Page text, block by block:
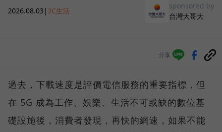
2026.08.03 | 3C生活
sponsored by
台灣大哥大
分享
過去，下載速度是評價電信服務的重要指標，但
在 5G 成為工作、娛樂、生活不可或缺的數位基
礎設施後，消費者發現，再快的網速，如果不能